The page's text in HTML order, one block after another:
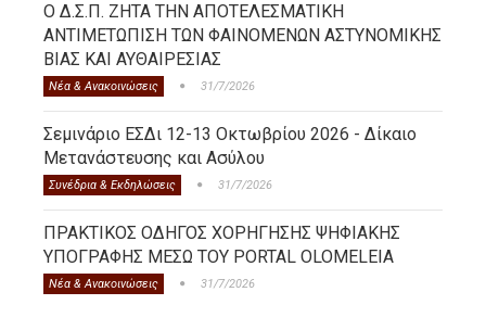
Ο Δ.Σ.Π. ΖΗΤΑ ΤΗΝ ΑΠΟΤΕΛΕΣΜΑΤΙΚΗ
ΑΝΤΙΜΕΤΩΠΙΣΗ ΤΩΝ ΦΑΙΝΟΜΕΝΩΝ ΑΣΤΥΝΟΜΙΚΗΣ
ΒΙΑΣ ΚΑΙ ΑΥΘΑΙΡΕΣΙΑΣ
Νέα & Ανακοινώσεις 31/7/2026
Σεμινάριο ΕΣΔι 12-13 Οκτωβρίου 2026 - Δίκαιο
Μετανάστευσης και Ασύλου
Συνέδρια & Εκδηλώσεις 31/7/2026
ΠΡΑΚΤΙΚΟΣ ΟΔΗΓΟΣ ΧΟΡΗΓΗΣΗΣ ΨΗΦΙΑΚΗΣ
ΥΠΟΓΡΑΦΗΣ ΜΕΣΩ ΤΟΥ PORTAL OLOMELEIA
Νέα & Ανακοινώσεις 31/7/2026